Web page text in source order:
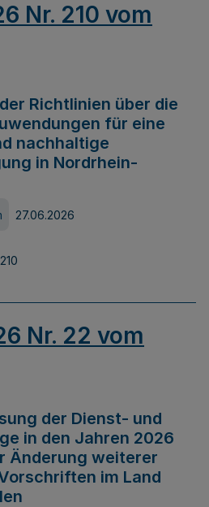
Nr. 210 vom
Richtlinien über die
für eine
nachhaltige
in Nordrhein-
27.06.2026
210
Nr. 22 vom
der Dienst- und
in den Jahren 2026
Änderung weiterer
im Land